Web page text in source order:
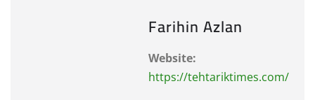
Farihin Azlan
Website:
https://tehtariktimes.com/